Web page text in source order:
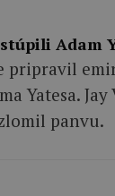
Adam
pripravil
Yatesa. Jay
panvu.